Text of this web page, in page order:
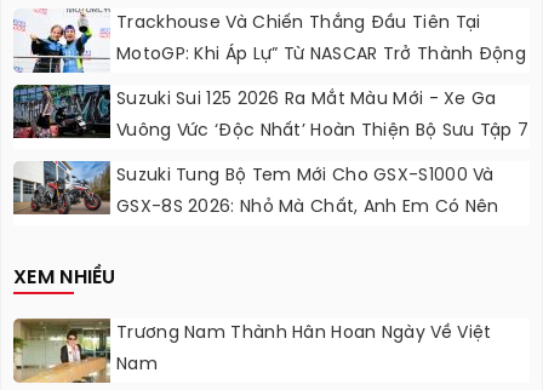
Chơi, Thêm Cá Tính
Trackhouse Và Chiến Thắng Đầu Tiên Tại
MotoGP: Khi Áp Lự” Từ NASCAR Trở Thành Động
Lực Ngọt Ngào
Suzuki Sui 125 2026 Ra Mắt Màu Mới - Xe Ga
Vuông Vức ‘độc Nhất’ Hoàn Thiện Bộ Sưu Tập 7
Sắc Cầu Vồng
Suzuki Tung Bộ Tem Mới Cho GSX-S1000 Và
GSX-8S 2026: Nhỏ Mà Chất, Anh Em Có Nên
XEM NHIỀU
Trương Nam Thành Hân Hoan Ngày Về Việt
Nam